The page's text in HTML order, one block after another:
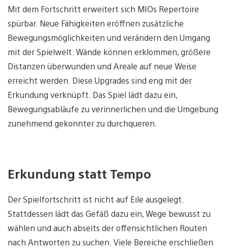
Mit dem Fortschritt erweitert sich MIOs Repertoire
spürbar. Neue Fähigkeiten eröffnen zusätzliche
Bewegungsmöglichkeiten und verändern den Umgang
mit der Spielwelt. Wände können erklommen, größere
Distanzen überwunden und Areale auf neue Weise
erreicht werden. Diese Upgrades sind eng mit der
Erkundung verknüpft. Das Spiel lädt dazu ein,
Bewegungsabläufe zu verinnerlichen und die Umgebung
zunehmend gekonnter zu durchqueren.
Erkundung statt Tempo
Der Spielfortschritt ist nicht auf Eile ausgelegt.
Stattdessen lädt das Gefäß dazu ein, Wege bewusst zu
wählen und auch abseits der offensichtlichen Routen
nach Antworten zu suchen. Viele Bereiche erschließen